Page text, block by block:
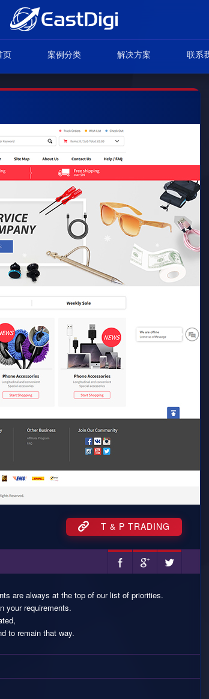
页 案例分类 解决方案 联系
T & P TRADING
are always at the top of our list of priorities.
your requirements.
to remain that way.